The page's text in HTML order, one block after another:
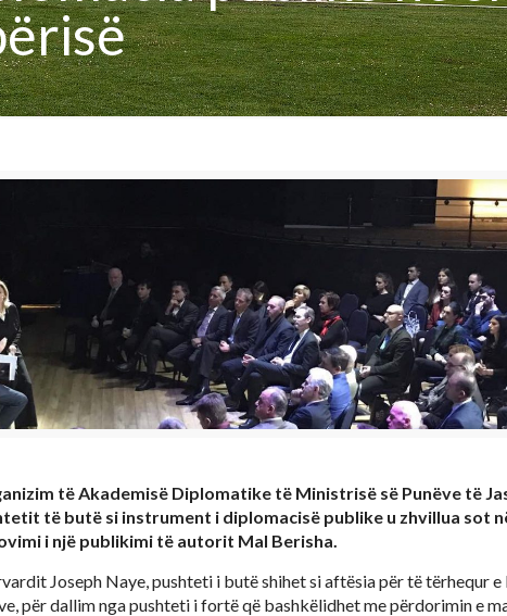
të Akademisë Diplomatike të Ministrisë së Punëve të
të butë si instrument i diplomacisë publike u zhvillua sot
i një publikimi të autorit Mal Berisha.
Joseph Naye, pushteti i butë shihet si aftësia për të tërhequr e
për dallim nga pushteti i fortë që bashkëlidhet me përdorimin e